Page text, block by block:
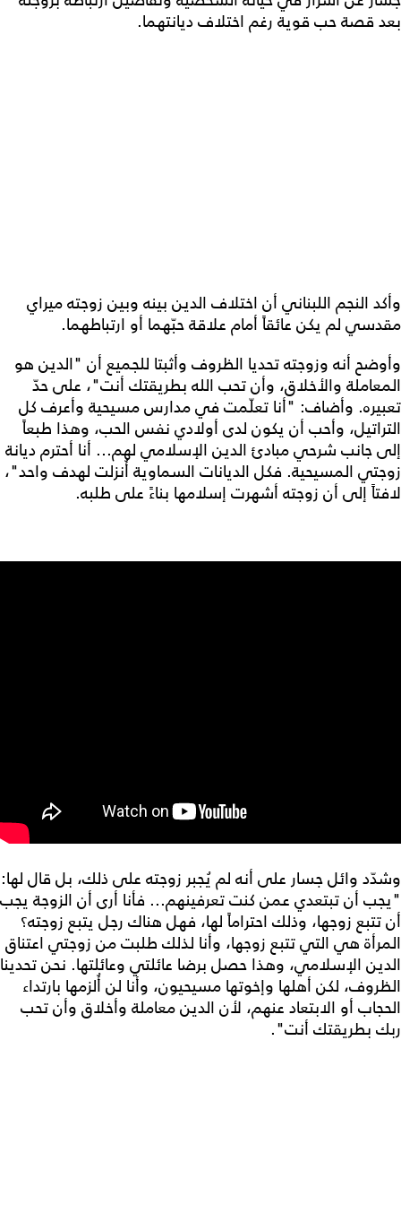
بعد قصة حب قوية رغم اختلاف ديانتهما.
وأكد النجم اللبناني أن اختلاف الدين بينه وبين زوجته ميراي
مقدسي لم يكن عائقاً أمام علاقة حبّهما أو ارتباطهما.
وأوضح أنه وزوجته تحديا الظروف وأثبتا للجميع أن "الدين هو
المعاملة والأخلاق، وأن تحب الله بطريقتك أنت"، على حدّ
تعبيره. وأضاف: "أنا تعلّمت في مدارس مسيحية وأعرف كل
التراتيل، وأحب أن يكون لدى أولادي نفس الحب، وهذا طبعاً
إلى جانب شرحي مبادئ الدين الإسلامي لهم... أنا أحترم ديانة
زوجتي المسيحية. فكل الديانات السماوية أُنزلت لهدف واحد"،
لافتاً إلى أن زوجته أشهرت إسلامها بناءً على طلبه.
وشدّد وائل جسار على أنه لم يُجبر زوجته على ذلك، بل قال لها:
"يجب أن تبتعدي عمن كنت تعرفينهم... فأنا أرى أن الزوجة يجب
أن تتبع زوجها، وذلك احتراماً لها، فهل هناك رجل يتبع زوجته؟
المرأة هي التي تتبع زوجها، وأنا لذلك طلبت من زوجتي اعتناق
الدين الإسلامي، وهذا حصل برضا عائلتي وعائلتها. نحن تحدينا
الظروف، لكن أهلها وإخوتها مسيحيون، وأنا لن أُلزمها بارتداء
الحجاب أو الابتعاد عنهم، لأن الدين معاملة وأخلاق وأن تحب
ربك بطريقتك أنت".